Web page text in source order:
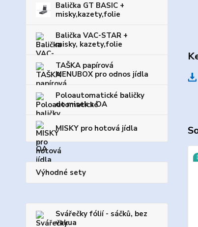
Balička GT BASIC +
misky,kazety,folie
Balička VAC-STAR +
misky, kazety,folie
TAŠKA papírová
MENUBOX pro odnos jídla
Poloautomatické baličky
do misek s OA
MISKY pro hotová jídla
Výhodné sety
Svářečky fólií - sáčků, bez
vakua